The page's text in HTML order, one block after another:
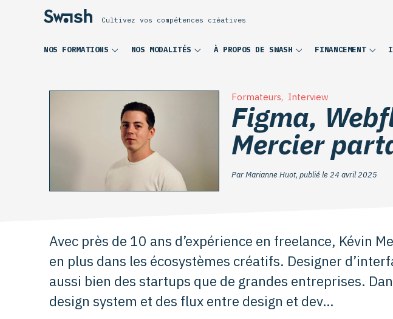
Cultivez vos compétences créatives
NOS FORMATIONS NOS MODALITÉS À PROPOS DE SWASH FINANCEMENT
Formateurs, Interview
Figma,
Mercier
Par Marianne Huot, publié le 24 avril 2025
Avec près de 10 ans d’expérience en freelance, Kévin
en plus dans les écosystèmes créatifs. Designer
aussi bien des startups que de grandes entreprises.
design system et des flux entre design et dev…